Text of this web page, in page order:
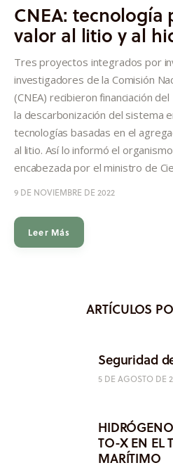
Proyectos
Informes
Quiénes somos
CNEA: tecnología
valor al litio y al
Tres proyectos integrados por
investigadores de la Comisión
(CNEA) recibieron financiación
la descarbonización del sistema
tecnologías basadas en el
al litio. Así lo informó el
encabezada por el ministro de
9 DE NOVIEMBRE DE 2022
Leer Más
ARTÍCULOS
Seguridad
5 DE AGOSTO DE
TO-X EN EL
MARÍTIMO